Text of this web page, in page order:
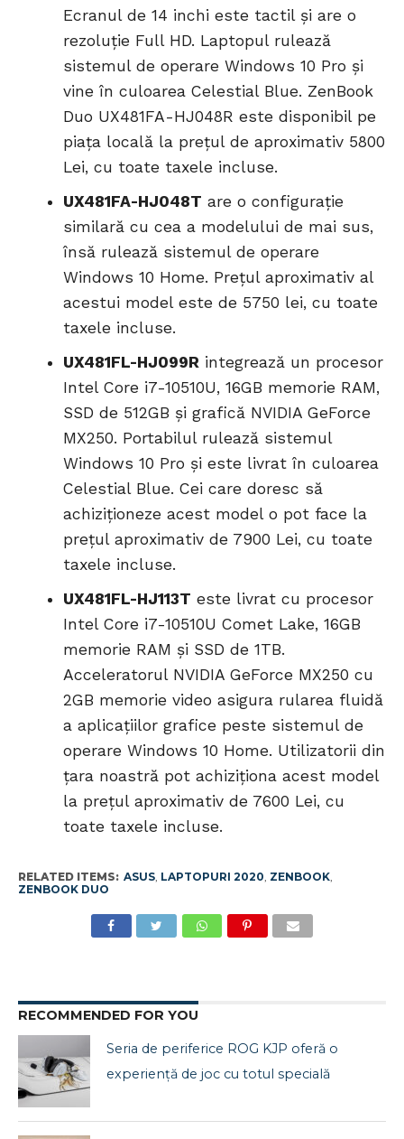
Ecranul de 14 inchi este tactil și are o
rezoluție Full HD. Laptopul rulează
sistemul de operare Windows 10 Pro și
vine în culoarea Celestial Blue. ZenBook
Duo UX481FA-HJ048R este disponibil pe
piața locală la prețul de aproximativ 5800
Lei, cu toate taxele incluse.
UX481FA-HJ048T are o configurație
similară cu cea a modelului de mai sus,
însă rulează sistemul de operare
Windows 10 Home. Prețul aproximativ al
acestui model este de 5750 lei, cu toate
taxele incluse.
UX481FL-HJ099R integrează un procesor
Intel Core i7-10510U, 16GB memorie RAM,
SSD de 512GB și grafică NVIDIA GeForce
MX250. Portabilul rulează sistemul
Windows 10 Pro și este livrat în culoarea
Celestial Blue. Cei care doresc să
achiziționeze acest model o pot face la
prețul aproximativ de 7900 Lei, cu toate
taxele incluse.
UX481FL-HJ113T este livrat cu procesor
Intel Core i7-10510U Comet Lake, 16GB
memorie RAM și SSD de 1TB.
Acceleratorul NVIDIA GeForce MX250 cu
2GB memorie video asigura rularea fluidă
a aplicațiilor grafice peste sistemul de
operare Windows 10 Home. Utilizatorii din
țara noastră pot achiziționa acest model
la prețul aproximativ de 7600 Lei, cu
toate taxele incluse.
RELATED ITEMS: ASUS, LAPTOPURI 2020 ZENBOOK,
ZENBOOK DUO
RECOMMENDED FOR YOU
Seria de periferice ROG KJP oferă o
experiență de joc cu totul specială